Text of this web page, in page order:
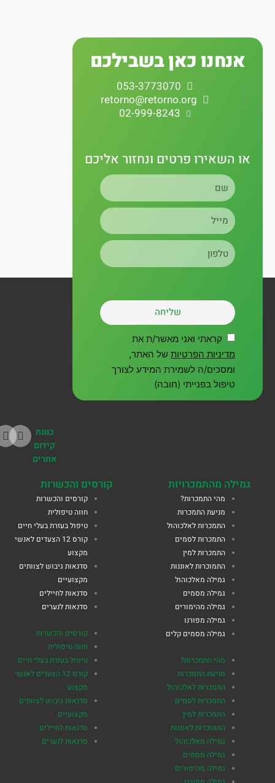
c
e
b
o
u
t
u
e
s
t
a
r
a
m
אנחנו כאן בשבילכם
053-3773070
retorno@retorno.org
02-999-8243
או השאירו פרטים ונחזור אליכם
טלפון
שליחה
קראתי ואני מאשר/ת את
מדיניות הפרטיותשל האתר,
ומסכים/ה לשמירת המידע לצורך
טיפול בפנייתי (חובה)
כוונת
קידום
אתרים
גמילה מהתמכרויות
מהי התמכרות?
מניעת התמכרות
התמכרות לאלכוהול
התמכרות לסמים
התמכרות למין
התמוכרות לאוננות
גמילה מאלכוהול
גמילה מסמים
גמילה מהימורים
גמילה מפורנו
גמילה מסמים קלים
מהי התמכרות?
מניעת התמכרות
התמכרות לאלכוהול
התמכרות לסמים
התמכרות למין
התמוכרות לאוננות
גמילה מאלכוהול
גמילה מסמים
גמילה מהימורים
קורסים והכשרות
קורסים והכשרות
חווה טיפולית
טיפול בעזרת בעלי חיים
קורס 12 הצעדים לאנשי
מקצוע
סדנאות גיבוש לצוותים
מקצועיים
סדנאות לחיילים
סדנאות לנערים
קורסים והכשרות
חווה טיפולית
טיפול בעזרת בעלי חיים
קורס 12 הצעדים לאנשי
מקצוע
סדנאות גיבוש לצוותים
מקצועיים
סדנאות לחיילים
סדנאות לנערים